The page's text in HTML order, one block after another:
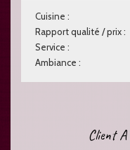
Cuisine :
Rapport qualité / prix :
Service :
Ambiance :
Client A